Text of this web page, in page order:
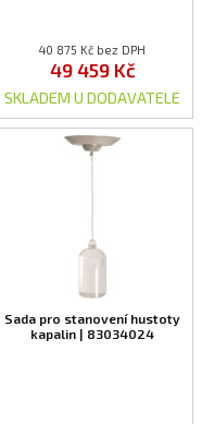
40 875 Kč bez DPH
49 459 Kč
SKLADEM U DODAVATELE
Sada pro stanovení hustoty
kapalin | 83034024